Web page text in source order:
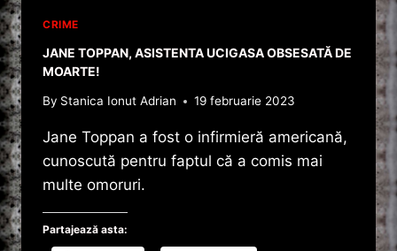
CRIME
JANE TOPPAN, ASISTENTA UCIGASA OBSESATĂ DE
MOARTE!
By Stanica Ionut Adrian 19 februarie 2023
Jane Toppan a fost o infirmieră americană,
cunoscută pentru faptul că a comis mai
multe omoruri.
Partajează asta: